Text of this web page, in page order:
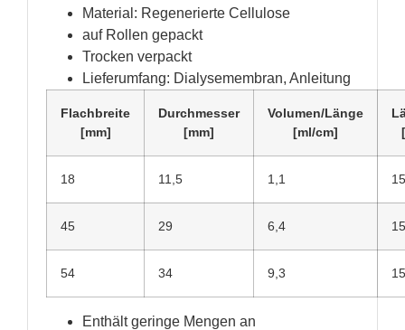
Material: Regenerierte Cellulose
auf Rollen gepackt
Trocken verpackt
Lieferumfang: Dialysemembran, Anleitung
Flachbreite
[mm]
Durchmesser
[mm]
Volumen/Länge
[ml/cm]
18 11,5 1,1 15
45 29 6,4 15
54 34 9,3 15
Enthält geringe Mengen an